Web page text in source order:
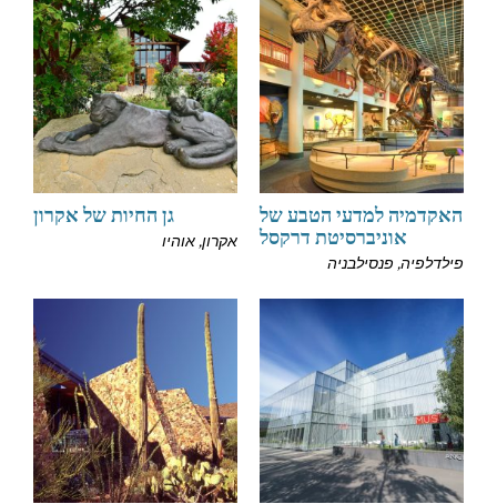
האקדמיה למדעי הטבע של
אוניברסיטת דרקסל
פילדלפיה, פנסילבניה
גן החיות של אקרון
אקרון, אוהיו